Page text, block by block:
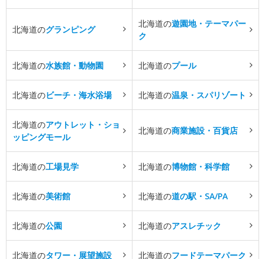
北海道のグランピング
北海道の遊園地・テーマパー
ク
北海道の水族館・動物園 北海道のプール
北海道のビーチ・海水浴場 北海道の温泉・スパリゾート
北海道のアウトレット・ショ
ッピングモール
北海道の商業施設・百貨店
北海道の工場見学 北海道の博物館・科学館
北海道の美術館 北海道の道の駅・SA/PA
北海道の公園 北海道のアスレチック
北海道のタワー・展望施設 北海道のフードテーマパーク